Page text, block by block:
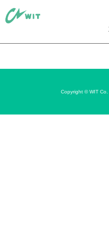
Copyright © WIT Co.